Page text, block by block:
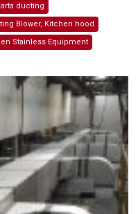
ducting
Blower, Kitchen hood
Stainless Equipment